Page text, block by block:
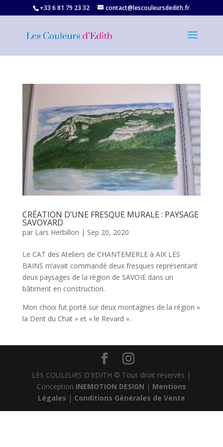
+33 6 81 79 23 32‬ contact@lescouleursdedith.fr
CRÉATION D’UNE FRESQUE MURALE : PAYSAGE
SAVOYARD
par Lars Herbillon | Sep 20, 2020
Le CAT des Ateliers de CHANTEMERLE à AIX LES
BAINS m’avait commandé deux fresques représentant
deux paysages de la région de SAVOIE dans un
bâtiment en construction.
Mon choix fut porté sur deux montagnes de la région «
la Dent du Chat » et « le Revard ».
LES COULEURS D'EDITH © Tous droit réservés |
Conception INEMOTION DESIGN | Mentions
Légales | Conditions Générales de Vente